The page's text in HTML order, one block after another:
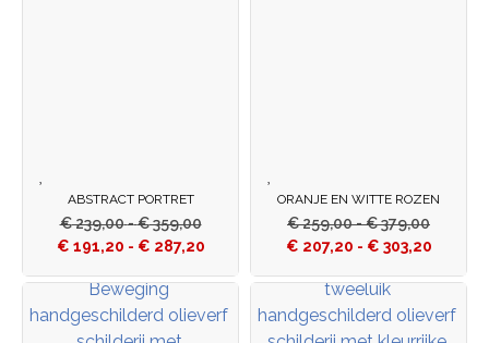
ABSTRACT PORTRET
€239,00-€359,00
€ 191,20 - € 287,20
ORANJE EN WITTE ROZEN
€259,00-€379,00
€ 207,20 - € 303,20